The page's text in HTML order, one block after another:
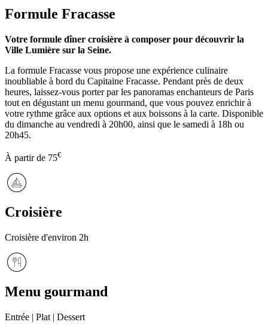
Formule Fracasse
Votre formule dîner croisière à composer pour découvrir la
Ville Lumière sur la Seine.
La formule Fracasse vous propose une expérience culinaire
inoubliable à bord du Capitaine Fracasse. Pendant près de deux
heures, laissez-vous porter par les panoramas enchanteurs de Paris
tout en dégustant un menu gourmand, que vous pouvez enrichir à
votre rythme grâce aux options et aux boissons à la carte. Disponible
du dimanche au vendredi à 20h00, ainsi que le samedi à 18h ou
20h45.
À partir de 75€
Croisière
Croisière d'environ 2h
Menu gourmand
Entrée | Plat | Dessert